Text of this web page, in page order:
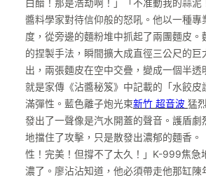
白醋！那是浩劫啊！」「不准動我的蒜泥
醬料學家對待信仰般的怒吼。他以一種專
度，從旁邊的麵粉堆中抓起了兩團麵皮。
的捏製手法，瞬間擴大成直徑三公尺的巨
出，兩張麵皮在空中交疊，變成一個半透
就是家傳《沾醬秘笈》中記載的「水餃皮
滿彈性。藍色離子炮光束新竹 超音波 猛
發出了一聲像是汽水開蓋的聲音。護盾劇
地擋住了攻擊，只是散發出濃郁的麵香。
性！完美！但撐不了太久！」K-999焦急
濃了。廖沾沾知道，他必須帶走他那缸陳